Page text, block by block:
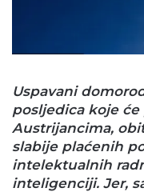
Uspavani
posljedica koje
Austrijancima,
slabije plaćenih
intelektualnih
inteligenciji. Jer,